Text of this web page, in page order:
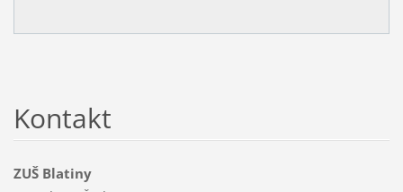
Kontakt
ZUŠ Blatiny